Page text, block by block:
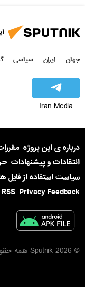
جهان ایران سیاسی
Iran Media
درباره ی این پروژه
انتقادات و پیشنهادات
سیاست استفاده از فایل
Privacy Feedback
RSS
© 2026 Sputnik همه حقوق محفوظ است 18+